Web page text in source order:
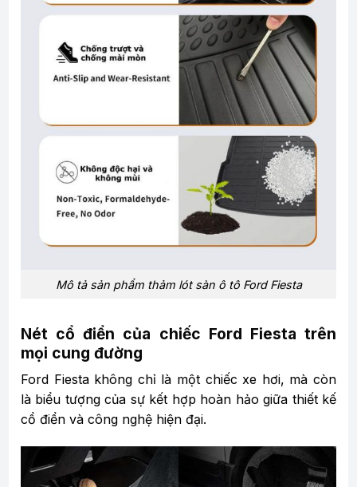
Mô tả sản phẩm thảm lót sàn ô tô Ford Fiesta
Nét cổ điển của chiếc Ford Fiesta trên
mọi cung đường
Ford Fiesta không chỉ là một chiếc xe hơi, mà còn
là biểu tượng của sự kết hợp hoàn hảo giữa thiết kế
cổ điển và công nghệ hiện đại.